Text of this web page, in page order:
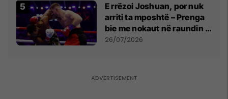
E rrëzoi Joshuan, por nuk
arriti ta mposhtë – Prenga
bie me nokaut në raundin e
dytë
26/07/2026